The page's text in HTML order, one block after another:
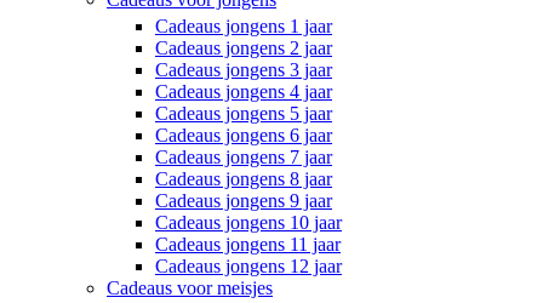
Cadeaus jongens 1 jaar
Cadeaus jongens 2 jaar
Cadeaus jongens 3 jaar
Cadeaus jongens 4 jaar
Cadeaus jongens 5 jaar
Cadeaus jongens 6 jaar
Cadeaus jongens 7 jaar
Cadeaus jongens 8 jaar
Cadeaus jongens 9 jaar
Cadeaus jongens 10 jaar
Cadeaus jongens 11 jaar
Cadeaus jongens 12 jaar
Cadeaus voor meisjes